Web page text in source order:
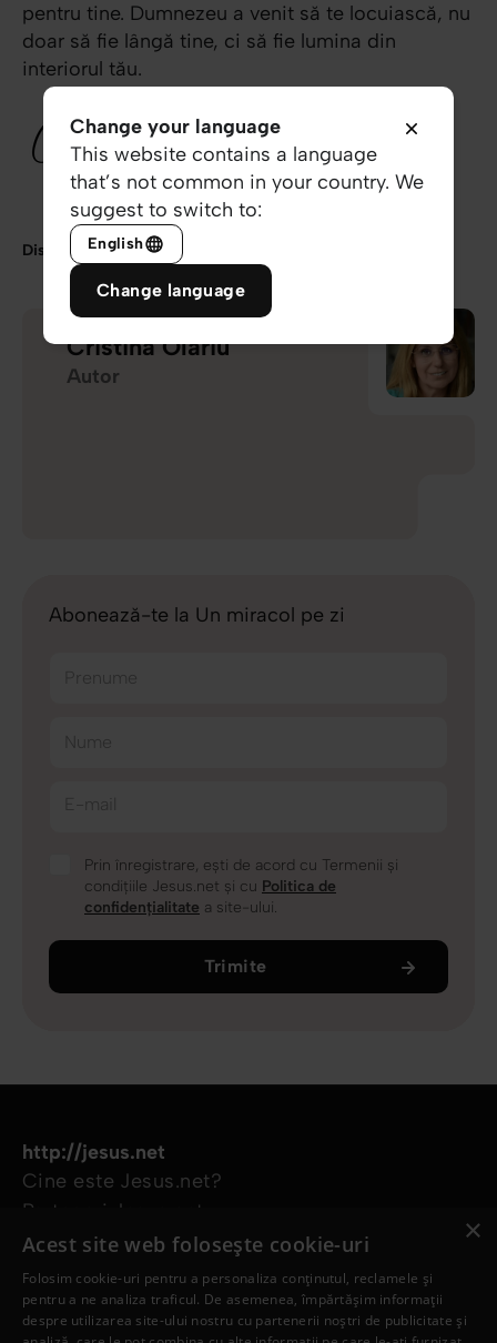
pentru tine. Dumnezeu a venit să te locuiască, nu
doar să fie lângă tine, ci să fie lumina din
interiorul tău.
Distribuie
Cristina Olariu
Autor
Abonează-te la Un miracol pe zi
Prenume
Nume
E-mail
Prin înregistrare, ești de acord cu Termenii și
condițiile Jesus.net și cu Politica de
confidențialitate a site-ului.
Trimite
http://jesus.net
Cine este Jesus.net?
Parteneri Jesus.net
Alătură-te comunității Jesus.net
Explorează
Articole
Video
Change your language
This website contains a language
that’s not common in your country. We
suggest to switch to:
English
Change language
×
Acest site web folosește cookie-uri
Folosim cookie-uri pentru a personaliza conținutul, reclamele și
pentru a ne analiza traficul. De asemenea, împărtășim informații
despre utilizarea site-ului nostru cu partenerii noștri de publicitate și